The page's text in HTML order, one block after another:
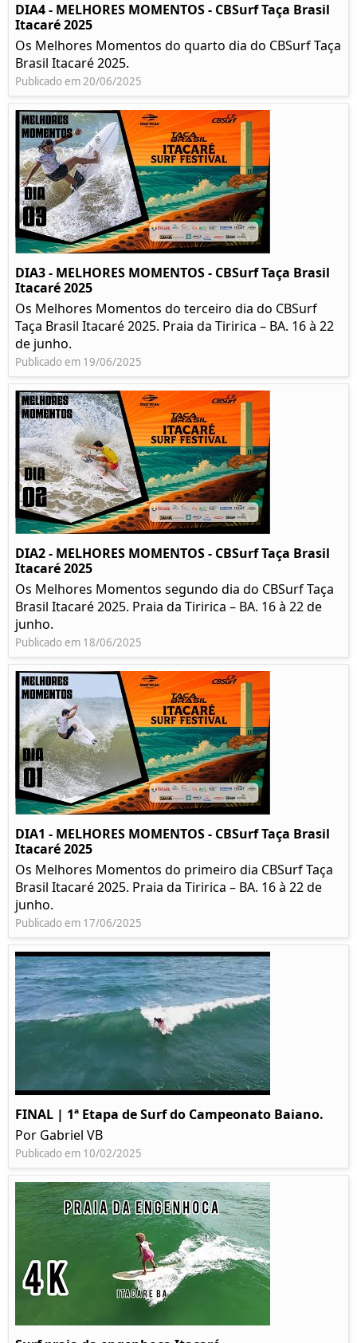
DIA4 - MELHORES MOMENTOS - CBSurf Taça Brasil
Itacaré 2025
Os Melhores Momentos do quarto dia do CBSurf Taça
Brasil Itacaré 2025.
Publicado em 20/06/2025
DIA3 - MELHORES MOMENTOS - CBSurf Taça Brasil
Itacaré 2025
Os Melhores Momentos do terceiro dia do CBSurf
Taça Brasil Itacaré 2025. Praia da Tiririca – BA. 16 à 22
de junho.
Publicado em 19/06/2025
DIA2 - MELHORES MOMENTOS - CBSurf Taça Brasil
Itacaré 2025
Os Melhores Momentos segundo dia do CBSurf Taça
Brasil Itacaré 2025. Praia da Tiririca – BA. 16 à 22 de
junho.
Publicado em 18/06/2025
DIA1 - MELHORES MOMENTOS - CBSurf Taça Brasil
Itacaré 2025
Os Melhores Momentos do primeiro dia CBSurf Taça
Brasil Itacaré 2025. Praia da Tiririca – BA. 16 à 22 de
junho.
Publicado em 17/06/2025
FINAL | 1ª Etapa de Surf do Campeonato Baiano.
Por Gabriel VB
Publicado em 10/02/2025